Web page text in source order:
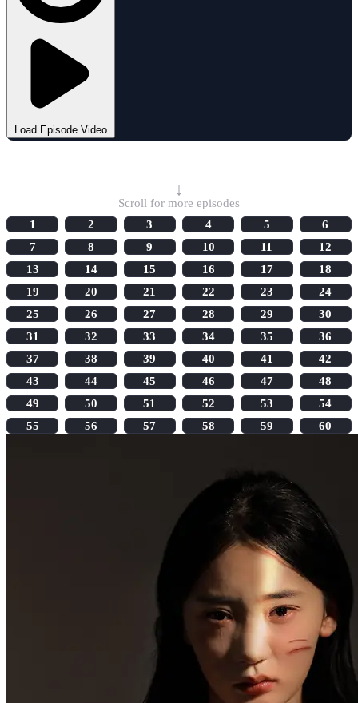
Load Episode Video
↓
Scroll for more episodes
1
2 3 4 5
6
7
8 9 10 11
12
13
14 15 16 17
18
19
20 21 22 23
24
25
26 27 28 29
30
31
32 33 34 35
36
37
38 39 40 41
42
43
44 45 46 47
48
49
50 51 52 53
54
55
56 57 58 59 60